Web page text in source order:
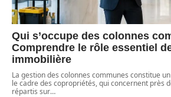
Qui s’occupe des colonnes
Comprendre le rôle essentiel
immobilière
La gestion des colonnes communes constitue
le cadre des copropriétés, qui concernent près
répartis sur…